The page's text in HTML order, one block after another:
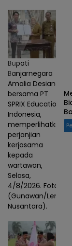
Bupati
Banjarnegara
Amalia Desiana
bersama PT
SPRIX Education
Indonesia,
memperlihatkan
perjanjian
kerjasama
kepada
wartawan,
Selasa,
4/8/2026. Foto :
(Gunawan/Lensa
Nusantara).